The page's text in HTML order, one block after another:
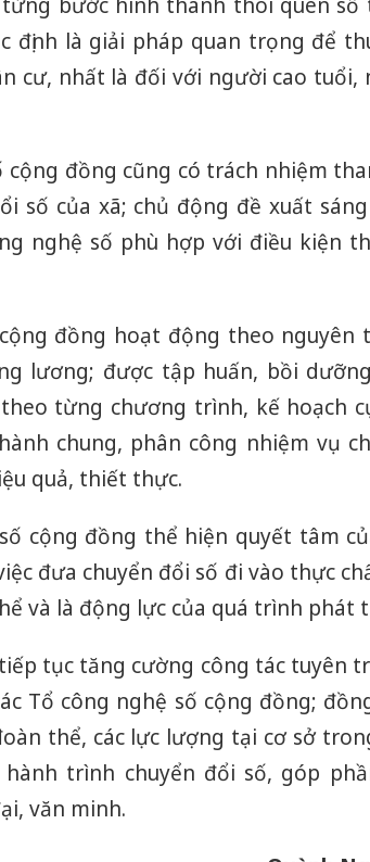
định là giải pháp quan trọng để
cư, nhất là đối với người cao tuổi,
cộng đồng cũng có trách nhiệm
số của xã; chủ động đề xuất
nghệ số phù hợp với điều kiện
đồng hoạt động theo nguyên
lương; được tập huấn, bồi
từng chương trình, kế hoạch
chung, phân công nhiệm vụ
quả, thiết thực.
cộng đồng thể hiện quyết tâm
đưa chuyển đổi số đi vào thực
và là động lực của quá trình phát
tục tăng cường công tác tuyên
Tổ công nghệ số cộng đồng;
thể, các lực lượng tại cơ sở
trình chuyển đổi số, góp
văn minh.